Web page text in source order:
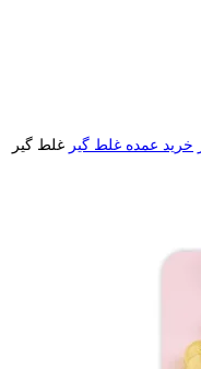
خرید عمده غلط گیر غلط گیر